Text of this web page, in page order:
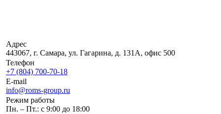
Адрес
443067, г. Самара, ул. Гагарина, д. 131А, офис 500
Телефон
+7 (804) 700-70-18
E-mail
info@roms-group.ru
Режим работы
Пн. – Пт.: с 9:00 до 18:00